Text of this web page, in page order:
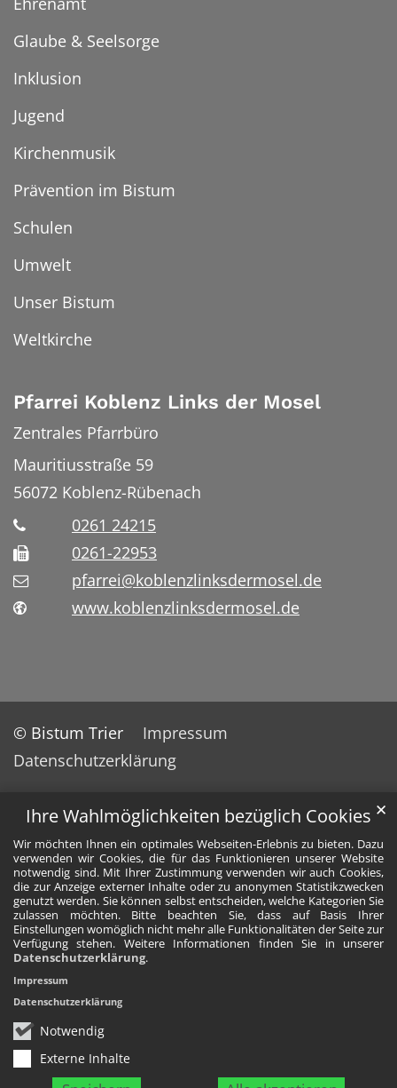
Ihre Wahlmöglichkeiten bezüglich Cookies
Wir möchten Ihnen ein optimales Webseiten-Erlebnis zu bieten. Dazu
verwenden wir Cookies, die für das Funktionieren unserer Website
notwendig sind. Mit Ihrer Zustimmung verwenden wir auch Cookies,
die zur Anzeige externer Inhalte oder zu anonymen Statistikzwecken
genutzt werden. Sie können selbst entscheiden, welche Kategorien Sie
zulassen möchten. Bitte beachten Sie, dass auf Basis Ihrer
Einstellungen womöglich nicht mehr alle Funktionalitäten der Seite zur
Verfügung stehen. Weitere Informationen finden Sie in unserer
Datenschutzerklärung.
Notwendig
Externe Inhalte
✕
Impressum
Datenschutzerklärung
Glaube & Seelsorge
Inklusion
Jugend
Kirchenmusik
Prävention im Bistum
Schulen
Umwelt
Unser Bistum
Weltkirche
Pfarrei Koblenz Links der Mosel
Zentrales Pfarrbüro
Mauritiusstraße 59
56072 Koblenz-Rübenach
0261 24215
0261-22953
pfarrei@koblenzlinksdermosel.de
www.koblenzlinksdermosel.de
© Bistum Trier
Impressum
Datenschutzerklärung